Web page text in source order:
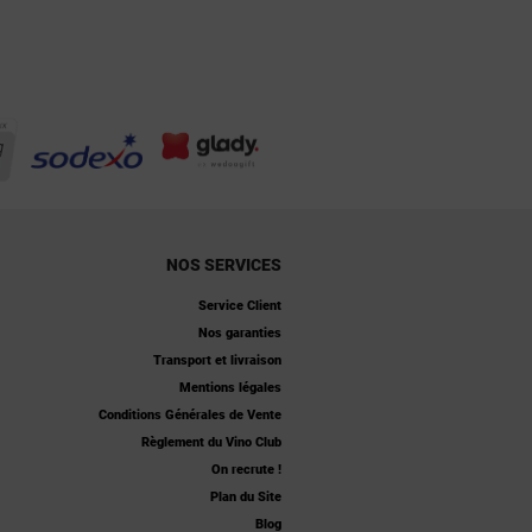
NOS SERVICES
Service Client
Nos garanties
Transport et livraison
Mentions légales
Conditions Générales de Vente
Règlement du Vino Club
On recrute !
Plan du Site
Blog